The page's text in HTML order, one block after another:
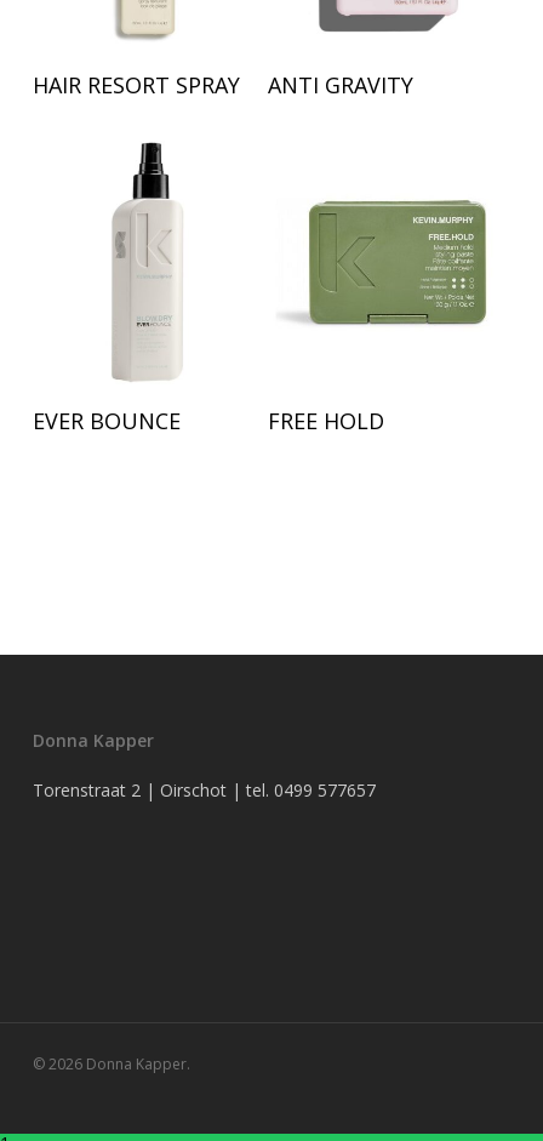
Lees Verder
HAIR RESORT SPRAY Lees Verder
ANTI GRAVITY
Lees Verder
EVER BOUNCE Lees Verder
FREE HOLD
Donna Kapper
Torenstraat 2 | Oirschot | tel. 0499 577657
© 2026 Donna Kapper.